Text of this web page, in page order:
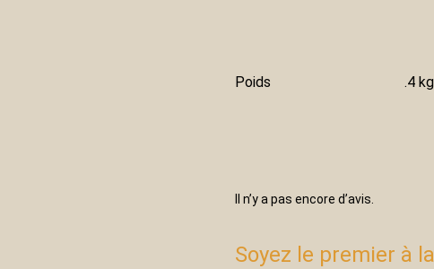
Poids .4 kg
Il n’y a pas encore d’avis.
Soyez le premier à